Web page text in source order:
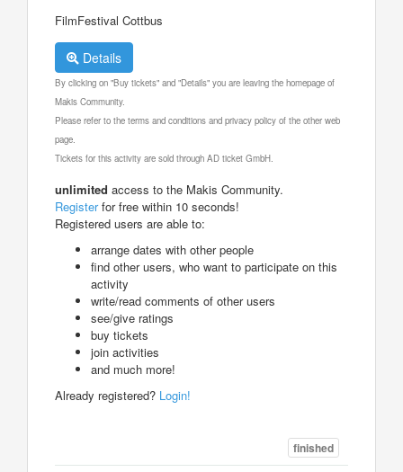
FilmFestival Cottbus
Details
By clicking on "Buy tickets" and "Details" you are leaving the homepage of
Makis Community.
Please refer to the terms and conditions and privacy policy of the other web
page.
Tickets for this activity are sold through AD ticket GmbH.
unlimited access to the Makis Community.
Registerfor free within 10 seconds!
Registered users are able to:
arrange dates with other people
find other users, who want to participate on this
activity
write/read comments of other users
see/give ratings
buy tickets
join activities
and much more!
Already registered? Login!
finished